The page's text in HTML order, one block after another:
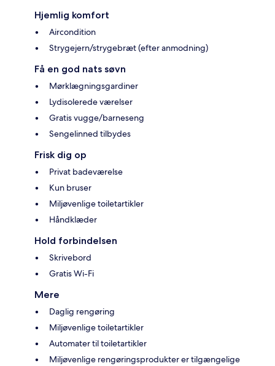
Hjemlig komfort
Aircondition
Strygejern/strygebræt (efter anmodning)
Få en god nats søvn
Mørklægningsgardiner
Lydisolerede værelser
Gratis vugge/barneseng
Sengelinned tilbydes
Frisk dig op
Privat badeværelse
Kun bruser
Miljøvenlige toiletartikler
Håndklæder
Hold forbindelsen
Skrivebord
Gratis Wi-Fi
Mere
Daglig rengøring
Miljøvenlige toiletartikler
Automater til toiletartikler
Miljøvenlige rengøringsprodukter er tilgængelige